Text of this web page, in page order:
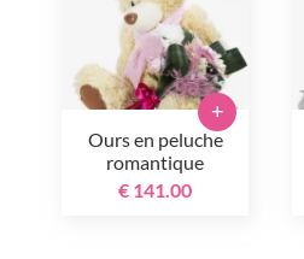
Ours en peluche
romantique
€ 141.00
+